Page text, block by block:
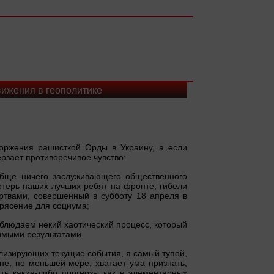
в геополитике
рашисткой Орды в Украину, а если
противоречивое чувство:
ничего заслуживающего общественного
наших лучших ребят на фронте, гибели
совершенный в субботу 18 апреля в
для социума;
некий хаотический процесс, который
результатами.
текущие события, я самый тупой,
по меньшей мере, хватает ума признать,